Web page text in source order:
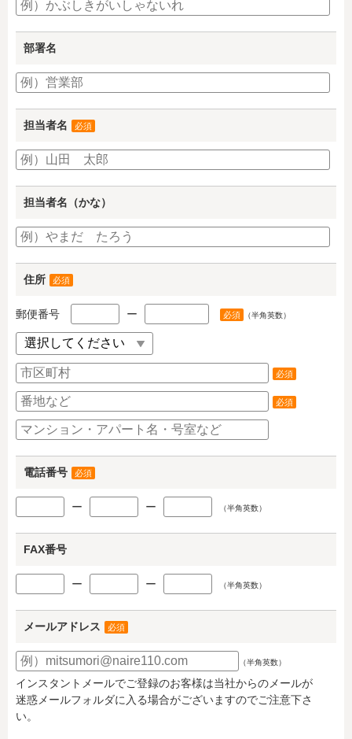
部署名
担当者名 必須
担当者名（かな）
住所 必須
郵便番号 ー 必須 （半角英数）
必須
必須
電話番号 必須
ー ー （半角英数）
FAX番号
ー ー （半角英数）
メールアドレス 必須
（半角英数）
インスタントメールでご登録のお客様は当社からのメールが
迷惑メールフォルダに入る場合がございますのでご注意下さ
い。